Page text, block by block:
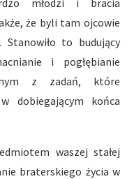
młodzi i bracia
że byli tam ojcowie
to budujący
i pogłębianie
z zadań, które
dobiegającym końca
waszej stałej
braterskiego życia w